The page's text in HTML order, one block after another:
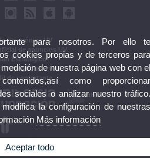
Electrónica UV
de anuncios UV
Estratégico
UVintegridad
de contratante
València. Espanya. Tel. UV: (+34) 963 86 41 00
para nosotros. Por ello
cookies propias y de terceros
de nuestra página web con
como
sociales o analizar nuestro
la configuración de
Más información
Aceptar todo